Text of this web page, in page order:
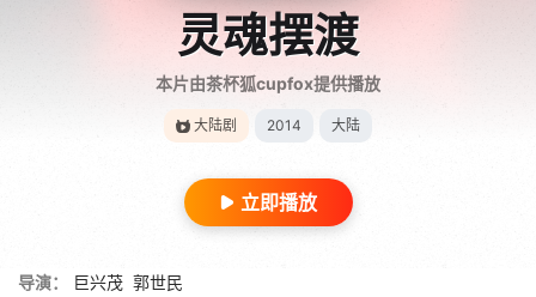
灵魂摆渡
本片由茶杯狐cupfox提供播放
大陆剧 2014 大陆
立即播放
导演： 巨兴茂 郭世民